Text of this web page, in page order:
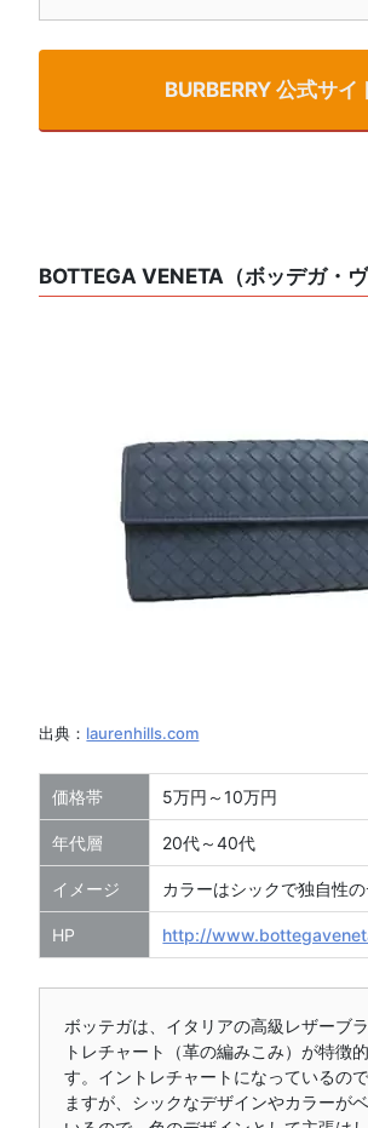
BURBERRY 公式サイ
BOTTEGA VENETA（ボッデガ・ヴ
出典： laurenhills.com
価格帯 5万円～10万円
年代層 20代～40代
イメージ カラーはシックで独自性
HP http://
ボッテガは、イタリアの高級レザーブ
トレチャート（革の編みこみ）が特徴
す。イントレチャートになっているの
ますが、シックなデザインやカラーが